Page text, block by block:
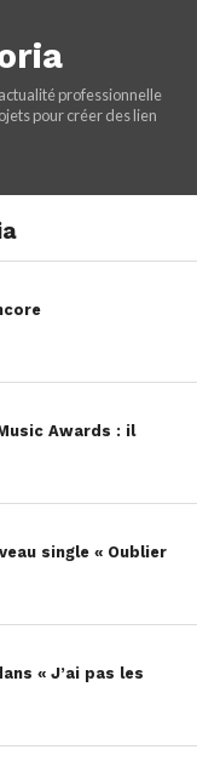
professionnelle
pour créer des lien
Awards : il
single « Oublier
« J’ai pas les